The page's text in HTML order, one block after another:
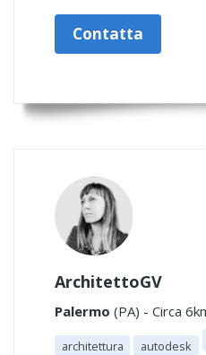
Contatta
ArchitettoGV
Palermo (PA) - Circa
architettura autodesk